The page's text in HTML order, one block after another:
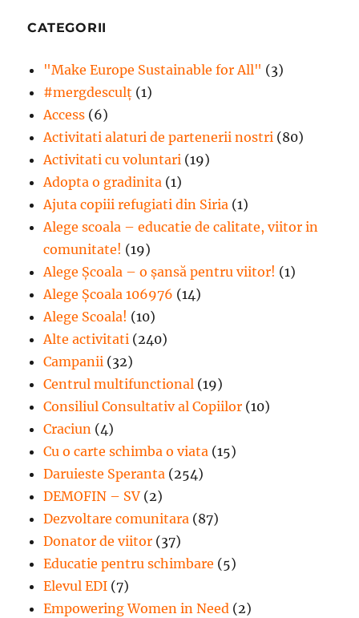
CATEGORII
"Make Europe Sustainable for All" (3)
#mergdesculţ (1)
Access (6)
Activitati alaturi de partenerii nostri (80)
Activitati cu voluntari (19)
Adopta o gradinita (1)
Ajuta copiii refugiati din Siria (1)
Alege scoala – educatie de calitate, viitor in
comunitate! (19)
Alege Şcoala – o şansă pentru viitor! (1)
Alege Școala 106976 (14)
Alege Scoala! (10)
Alte activitati (240)
Campanii (32)
Centrul multifunctional (19)
Consiliul Consultativ al Copiilor (10)
Craciun (4)
Cu o carte schimba o viata (15)
Daruieste Speranta (254)
DEMOFIN – SV (2)
Dezvoltare comunitara (87)
Donator de viitor (37)
Educatie pentru schimbare (5)
Elevul EDI (7)
Empowering Women in Need (2)